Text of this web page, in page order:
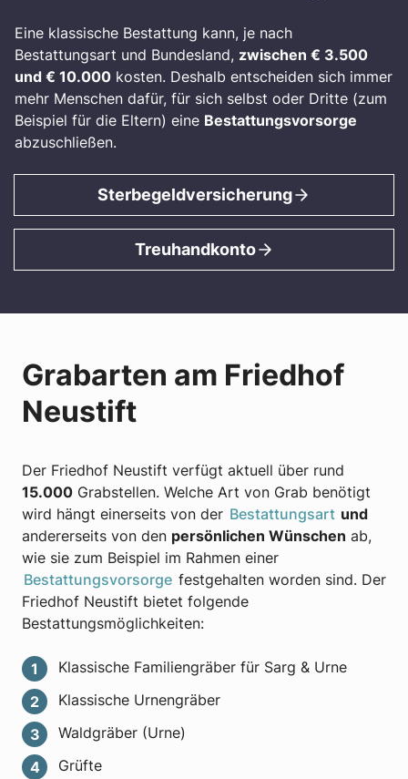
Eine klassische Bestattung kann, je nach
Bestattungsart und Bundesland, zwischen € 3.500
und € 10.000 kosten. Deshalb entscheiden sich immer
mehr Menschen dafür, für sich selbst oder Dritte (zum
Beispiel für die Eltern) eine Bestattungsvorsorge
abzuschließen.
Sterbegeldversicherung
Treuhandkonto
Grabarten am Friedhof
Neustift
Der Friedhof Neustift verfügt aktuell über rund
15.000 Grabstellen. Welche Art von Grab benötigt
wird hängt einerseits von der Bestattungsart und
andererseits von den persönlichen Wünschen ab,
wie sie zum Beispiel im Rahmen einer
Bestattungsvorsorge festgehalten worden sind. Der
Friedhof Neustift bietet folgende
Bestattungsmöglichkeiten:
Klassische Familiengräber für Sarg & Urne
Klassische Urnengräber
Waldgräber (Urne)
Grüfte